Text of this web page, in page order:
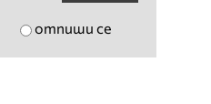
отпиши се